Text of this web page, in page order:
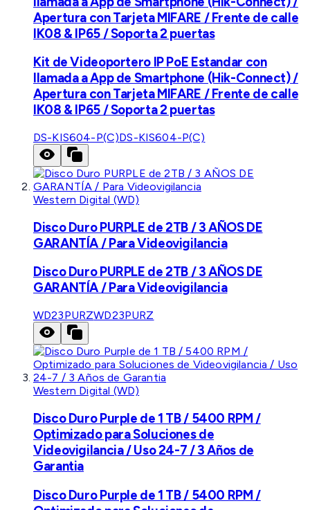
Apertura con Tarjeta MIFARE / Frente de calle
IK08 & IP65 / Soporta 2 puertas
Kit de Videoportero IP PoE Estandar con
llamada a App de Smartphone (Hik-Connect) /
Apertura con Tarjeta MIFARE / Frente de calle
IK08 & IP65 / Soporta 2 puertas
DS-KIS604-P(C)DS-KIS604-P(C)
Western Digital (WD)
Disco Duro PURPLE de 2TB / 3 AÑOS DE
GARANTÍA / Para Videovigilancia
Disco Duro PURPLE de 2TB / 3 AÑOS DE
GARANTÍA / Para Videovigilancia
WD23PURZWD23PURZ
Western Digital (WD)
Disco Duro Purple de 1 TB / 5400 RPM /
Optimizado para Soluciones de
Videovigilancia / Uso 24-7 / 3 Años de
Garantia
Disco Duro Purple de 1 TB / 5400 RPM /